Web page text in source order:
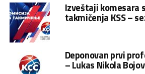
Izveštaji komesara
takmičenja KSS –
Deponovan prvi
– Lukas Nikola